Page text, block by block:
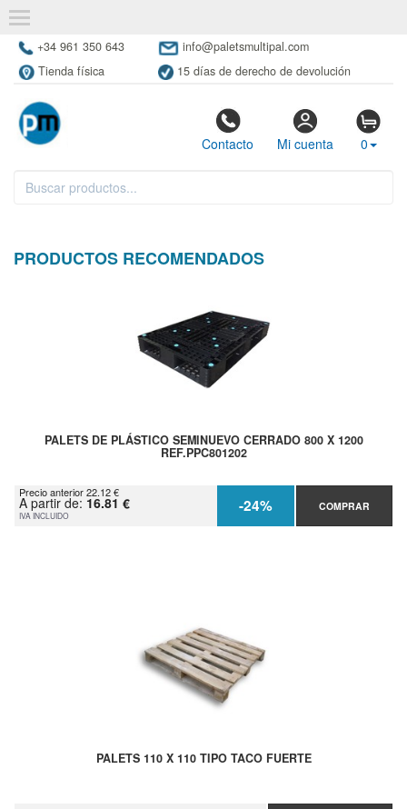
+34 961 350 643
info@paletsmultipal.com
Tienda física
15 días de derecho de devolución
Contacto Mi cuenta 0
PRODUCTOS RECOMENDADOS
PALETS DE PLÁSTICO SEMINUEVO CERRADO 800 X 1200
REF.PPC801202
Precio anterior 22.12 €
A partir de: 16.81 €
IVA INCLUIDO -24% COMPRAR
PALETS 110 X 110 TIPO TACO FUERTE